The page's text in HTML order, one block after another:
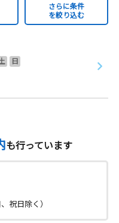
さらに条件
を絞り込む
日
も行っています
祝日除く）